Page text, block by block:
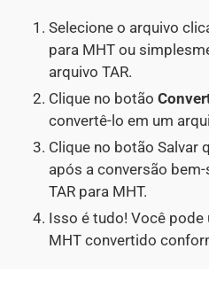
Selecione o arquivo
para MHT ou
arquivo TAR.
Clique no botão
convertê-lo em um
Clique no botão Salvar
após a conversão
TAR para MHT.
Isso é tudo! Você
MHT convertido